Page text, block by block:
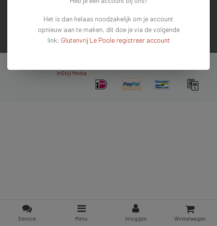
Contactgegevens
Nieuwsbrief
InStijl Media
Service Menu Inloggen Winkelwagen
Het is dan helaas noodzakelijk om je account
opnieuw aan te maken, dit doe je via de volgende
link: Glutenvrij Le Poole registreer account